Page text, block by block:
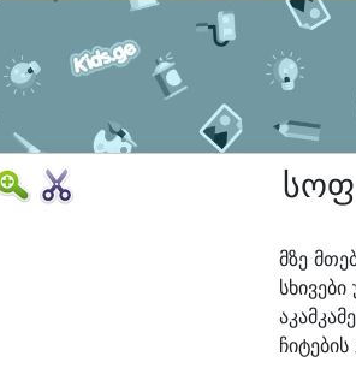
მზე
სხივები
აკამკამე
ჩიტების